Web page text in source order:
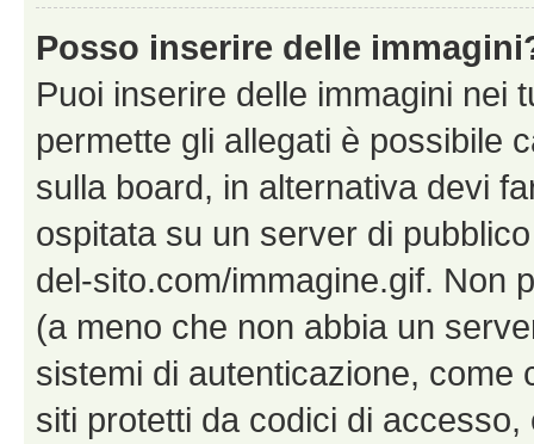
Posso inserire delle
Puoi inserire delle immagini nei
permette gli allegati è possibile
sulla board, in alternativa devi
ospitata su un server di
del-sito.com/immagine.gif. Non
(a meno che non abbia un
sistemi di autenticazione, come
siti protetti da codici di